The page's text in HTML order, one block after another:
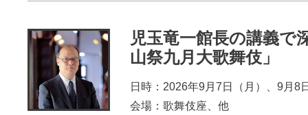
児玉竜一館長の講義で
山祭九月大歌舞伎」
日時：2026年9月7日（月）、9月8
会場：歌舞伎座、他